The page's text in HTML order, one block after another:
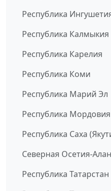
Республика
Республика Калмыкия
Республика Карелия
Республика Коми
Республика Марий Эл
Республика Мордовия
Республика Саха
Северная Осетия-
Республика Татарстан